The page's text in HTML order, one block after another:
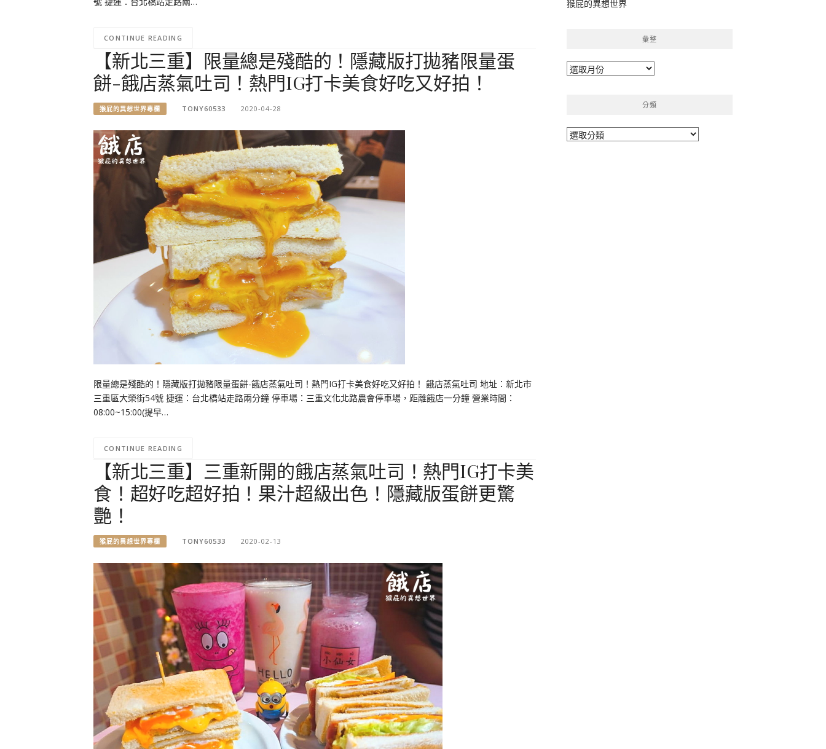
CONTINUE READING
【新北三重】限量總是殘酷的！隱藏版打拋豬限量蛋
餅-餓店蒸氣吐司！熱門IG打卡美食好吃又好拍！
猴屁的異想世界專欄 TONY60533 2020-04-28
限量總是殘酷的！隱藏版打拋豬限量蛋餅-餓店蒸氣吐司！熱門IG打卡美食好吃又好拍！ 餓店蒸氣吐司 地址：新北市
三重區大榮街54號 捷運：台北橋站走路兩分鐘 停車場：三重文化北路農會停車場，距離餓店一分鐘 營業時間：
08:00~15:00(提早…
CONTINUE READING
【新北三重】三重新開的餓店蒸氣吐司！熱門IG打卡美
食！超好吃超好拍！果汁超級出色！隱藏版蛋餅更驚
艷！
猴屁的異想世界專欄 TONY60533 2020-02-13
猴屁的異想世界
彙整
彙
分類
分